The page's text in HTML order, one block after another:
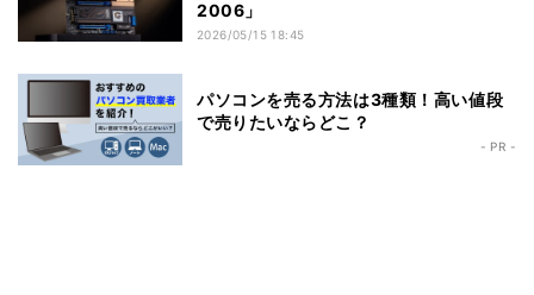
2006」
2026/05/15 18:45
パソコンを売る方法は3種類！高い値段
で売りたいならどこ？
- PR -